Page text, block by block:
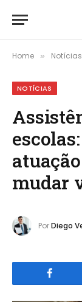
Home » Notícias
NOTÍCIAS
mudar
PorDiego